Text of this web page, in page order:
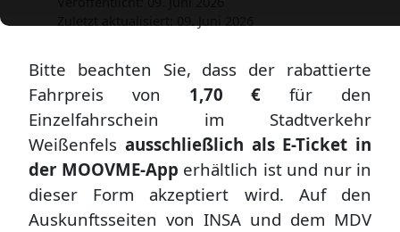
Bitte beachten Sie, dass der rabattierte
Fahrpreis von 1,70 € für den
Einzelfahrschein im Stadtverkehr
Weißenfels ausschließlich als E-Ticket in
der MOOVME-App erhältlich ist und nur in
dieser Form akzeptiert wird. Auf den
Auskunftsseiten von INSA und dem MDV